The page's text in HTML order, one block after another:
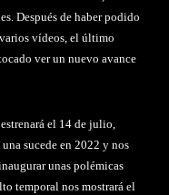
Después de haber podido
vídeos, el último
ver un nuevo avance
el 14 de julio,
una sucede en 2022 y nos
unas polémicas
temporal nos mostrará el